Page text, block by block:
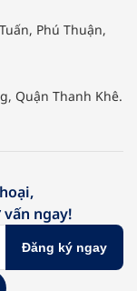
Phú Thuận,
Quận Thanh Khê.
vấn ngay!
Đăng ký ngay